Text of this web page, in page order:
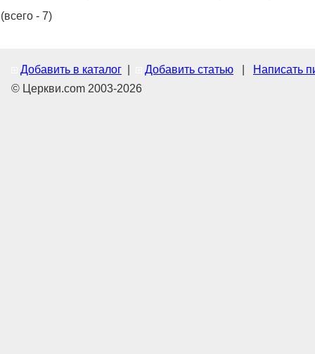
(всего - 7)
Добавить в каталог Добавить статью
Написать
© Церкви.com 2003-2026